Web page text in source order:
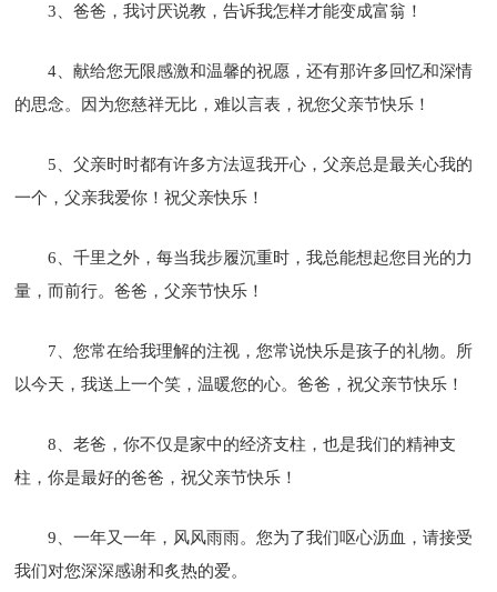
3、爸爸，我讨厌说教，告诉我怎样才能变成富翁！
4、献给您无限感激和温馨的祝愿，还有那许多回忆和深情
的思念。因为您慈祥无比，难以言表，祝您父亲节快乐！
5、父亲时时都有许多方法逗我开心，父亲总是最关心我的
一个，父亲我爱你！祝父亲快乐！
6、千里之外，每当我步履沉重时，我总能想起您目光的力
量，而前行。爸爸，父亲节快乐！
7、您常在给我理解的注视，您常说快乐是孩子的礼物。所
以今天，我送上一个笑，温暖您的心。爸爸，祝父亲节快乐！
8、老爸，你不仅是家中的经济支柱，也是我们的精神支
柱，你是最好的爸爸，祝父亲节快乐！
9、一年又一年，风风雨雨。您为了我们呕心沥血，请接受
我们对您深深感谢和炙热的爱。